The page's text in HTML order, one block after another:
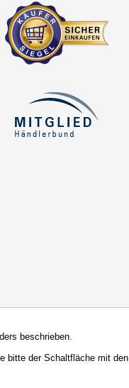
beschrieben.
bitte der Schaltfläche mit den